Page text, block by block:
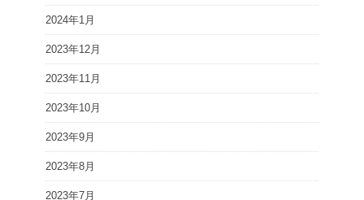
2024年1月
2023年12月
2023年11月
2023年10月
2023年9月
2023年8月
2023年7月